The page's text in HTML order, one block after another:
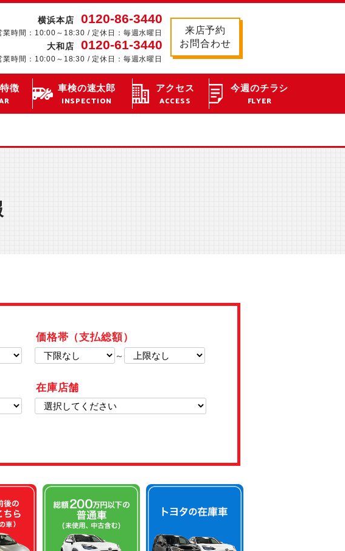
横浜本店 0120-86-3440
業時間：10:00～18:30 / 定休日：毎週水曜日
大和店 0120-61-3440
業時間：10:00～18:30 / 定休日：毎週水曜日
来店予約
お問合わせ
徴 車検の速太郎
INSPECTION
アクセス
ACCESS
今週のチラシ
FLYER
価格帯（支払総額）
～
在庫店舗